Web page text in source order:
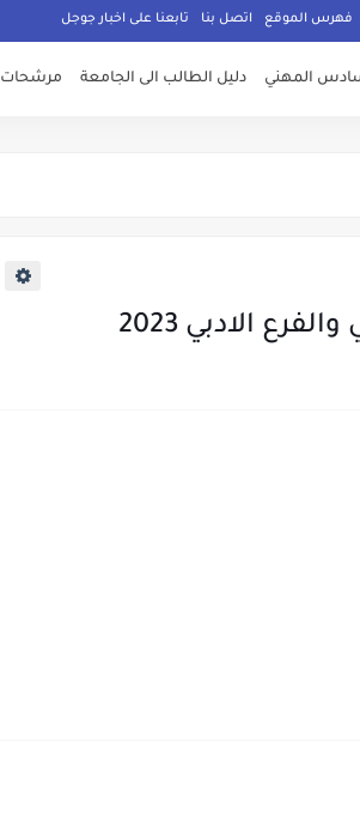
فهرس الموقع اتصل بنا تابعنا على اخبار جوجل
المهني دليل الطالب الى الجامعة مرشحات 2022
الادبي 2023